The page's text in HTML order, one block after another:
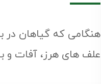
هنگامی که گیاهان در
علف های هرز، آفات و